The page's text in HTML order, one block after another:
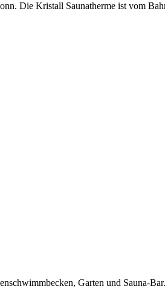
Die Kristall Saunatherme ist vom
Garten und Sauna-